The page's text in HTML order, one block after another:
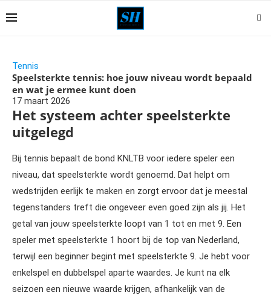
Tennis
Speelsterkte tennis: hoe jouw niveau wordt bepaald
en wat je ermee kunt doen
17 maart 2026
Het systeem achter speelsterkte
uitgelegd
Bij tennis bepaalt de bond KNLTB voor iedere speler een
niveau, dat speelsterkte wordt genoemd. Dat helpt om
wedstrijden eerlijk te maken en zorgt ervoor dat je meestal
tegenstanders treft die ongeveer even goed zijn als jij. Het
getal van jouw speelsterkte loopt van 1 tot en met 9. Een
speler met speelsterkte 1 hoort bij de top van Nederland,
terwijl een beginner begint met speelsterkte 9. Je hebt voor
enkelspel en dubbelspel aparte waardes. Je kunt na elk
seizoen een nieuwe waarde krijgen, afhankelijk van de